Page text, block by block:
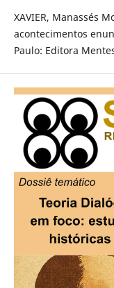
XAVIER, Manassés
acontecimentos
Paulo: Editora